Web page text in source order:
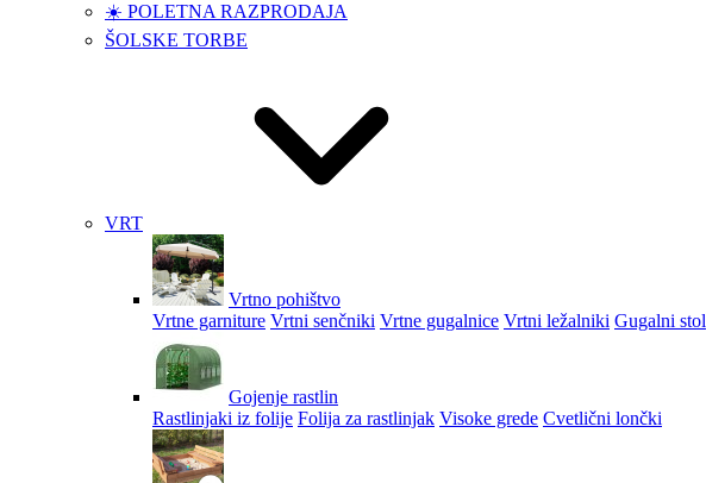
☀️ POLETNA RAZPRODAJA
ŠOLSKE TORBE
VRT
Vrtno pohištvo
Vrtne garniture Vrtni senčniki Vrtne gugalnice Vrtni ležalniki Gugalni stol
Gojenje rastlin
Rastlinjaki iz folije Folija za rastlinjak Visoke grede Cvetlični lončki